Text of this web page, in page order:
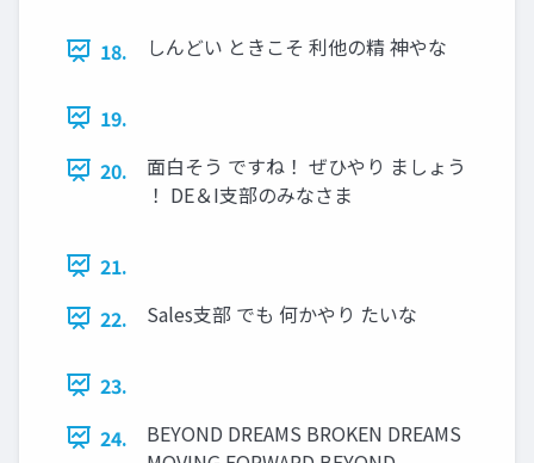
18. しんどい ときこそ 利他の精 神やな
19.
20.
面白そう ですね！ ぜひやり ましょう
！ DE＆I支部のみなさま
21.
22.
Sales支部 でも 何かやり たいな
23.
24.
BEYOND DREAMS BROKEN DREAMS